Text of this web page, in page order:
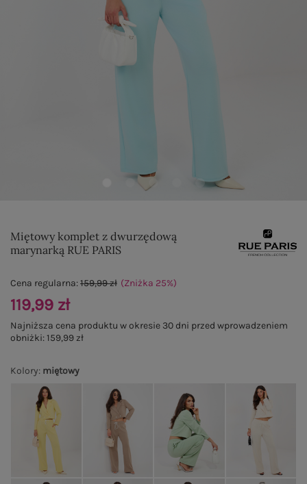
Miętowy komplet z dwurzędową
marynarką RUE PARIS
Kolory: miętowy
Cena regularna:159,99 zł (Zniżka 25%)
119,99 zł
Najniższa cena produktu w okresie 30 dni przed wprowadzeniem
obniżki:159,99 zł